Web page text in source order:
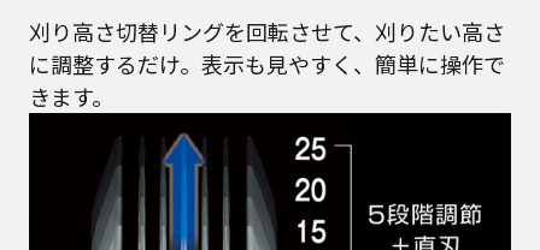
刈り高さ切替リングを回転させて、刈りたい高さ
に調整するだけ。表示も見やすく、簡単に操作で
きます。